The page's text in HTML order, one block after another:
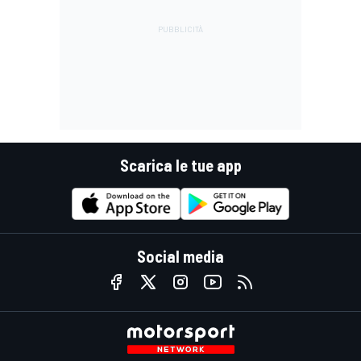
Scarica le tue app
Social media